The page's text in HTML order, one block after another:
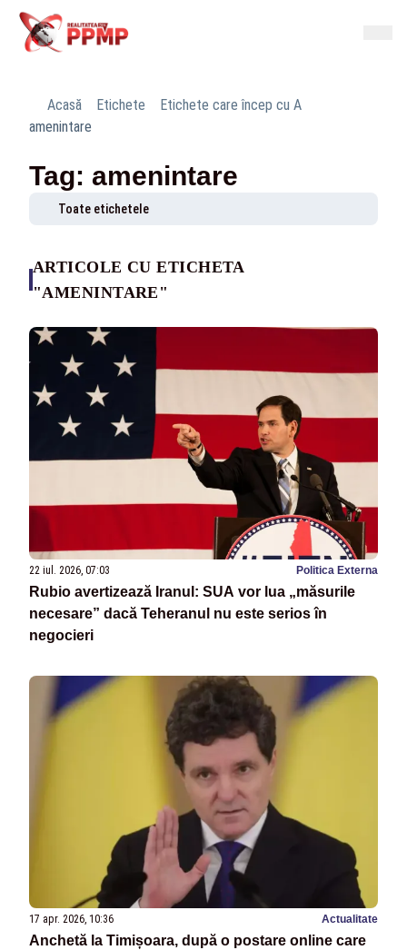
Acasă Etichete
Etichete care încep cu A
amenintare
Tag: amenintare
Toate etichetele
ARTICOLE CU ETICHETA
"AMENINTARE"
22 iul. 2026, 07:03 Politica Externa
Rubio avertizează Iranul: SUA vor lua „măsurile
necesare” dacă Teheranul nu este serios în
negocieri
17 apr. 2026, 10:36 Actualitate
Anchetă la Timișoara, după o postare online care